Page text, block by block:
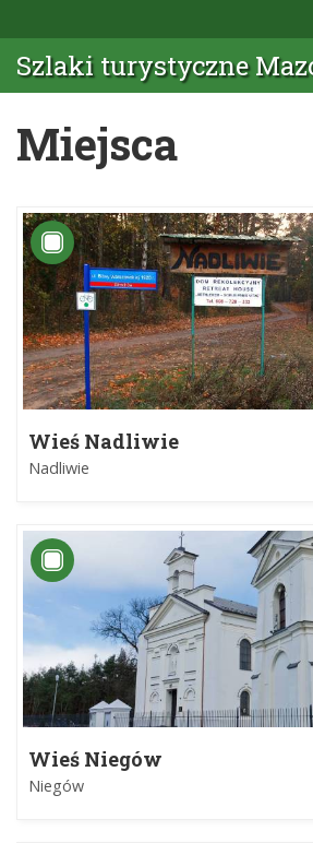
Szlaki turystyczne
Miejsca
Wieś Nadliwie
Nadliwie
Wieś Niegów
Niegów